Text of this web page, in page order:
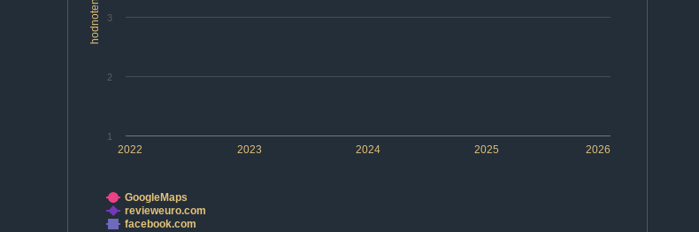
hodnotenie
2022 2023 2024 2025 2026
1
2
3
GoogleMaps
revieweuro.com
facebook.com